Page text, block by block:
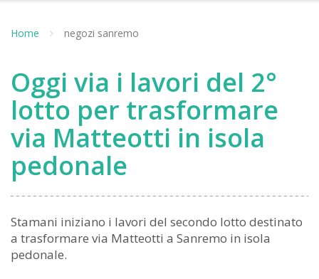
Home negozi sanremo
Oggi via i lavori del 2°
lotto per trasformare
via Matteotti in isola
pedonale
Stamani iniziano i lavori del secondo lotto destinato
a trasformare via Matteotti a Sanremo in isola
pedonale.